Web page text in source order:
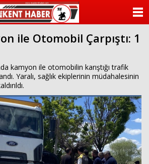
ile Otomobil Çarpıştı: 1
kamyon ile otomobilin karıştığı trafik
Yaralı, sağlık ekiplerinin müdahalesinin
ANASAYFA
KATEGORİLER
FOTO GALERİ
VİDEO GALERİ
KÜNYE